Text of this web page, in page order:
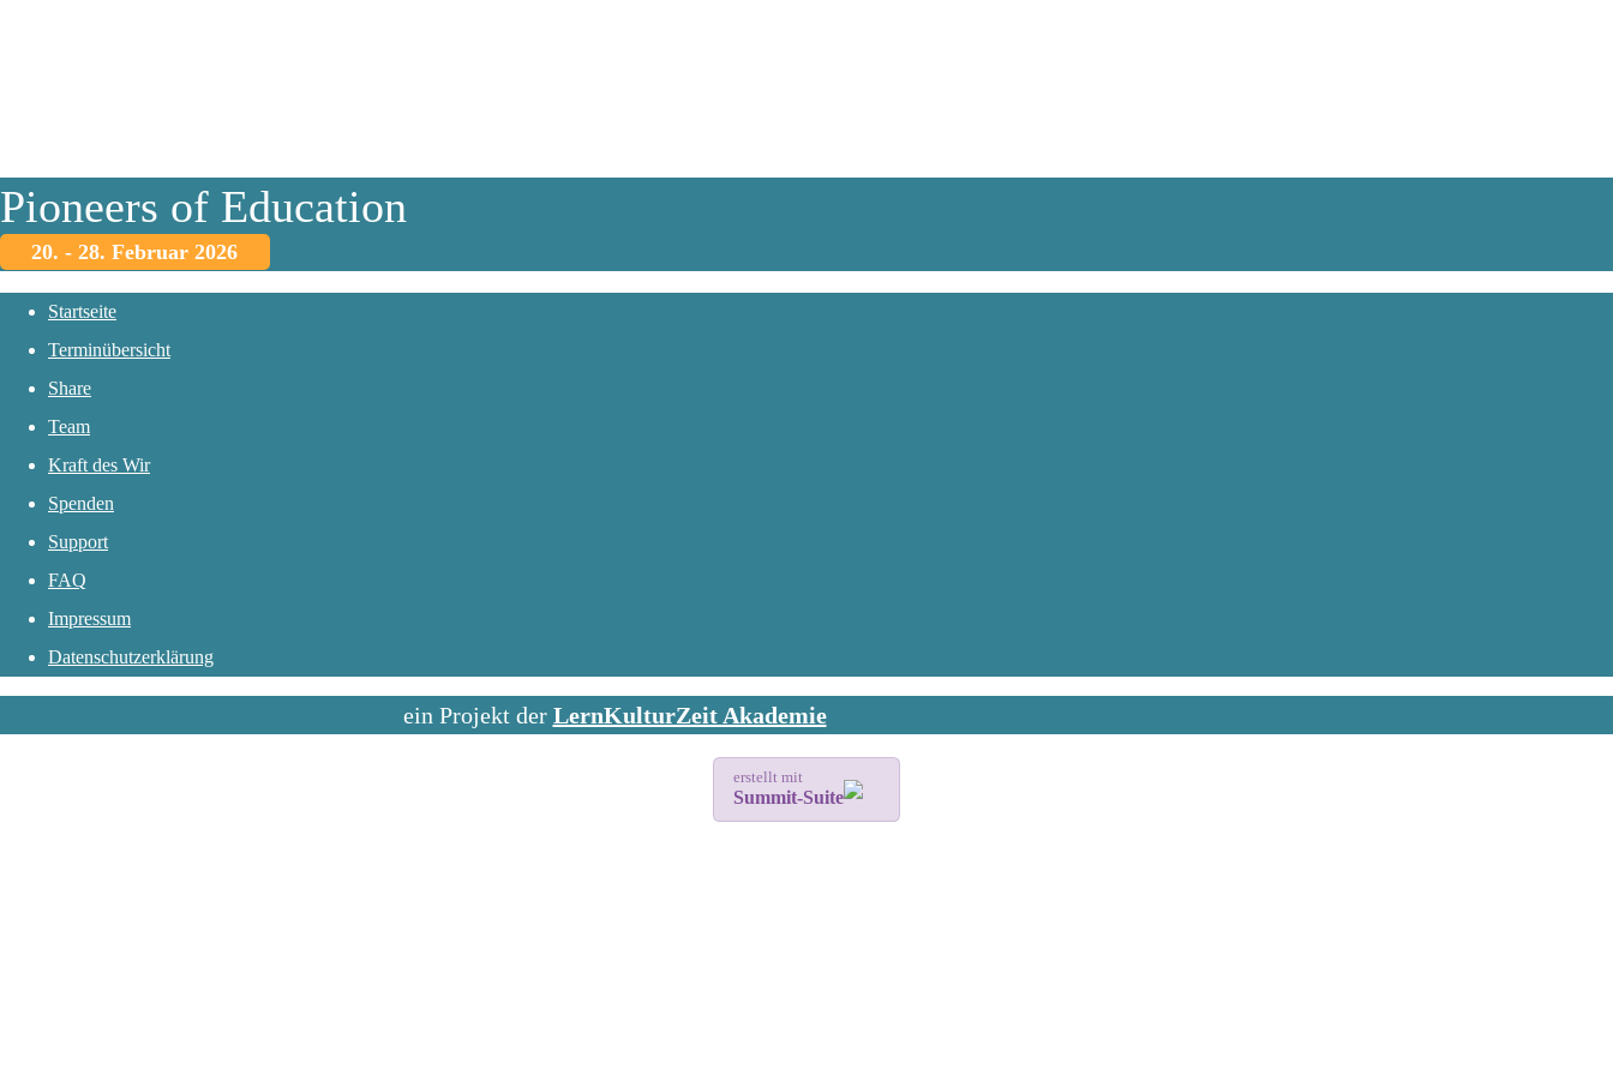
Pioneers of Education
20. - 28. Februar 2026
Startseite
Terminübersicht
Share
Team
Kraft des Wir
Spenden
Support
FAQ
Impressum
Datenschutzerklärung
ein Projekt der LernKulturZeit Akademie
erstellt mit
Summit-Suite